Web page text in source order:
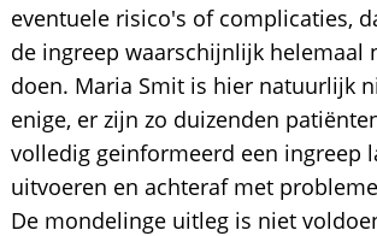
eventuele risico's of complicaties,
de ingreep waarschijnlijk helemaal
doen. Maria Smit is hier natuurlijk
enige, er zijn zo duizenden
volledig geinformeerd een ingreep
uitvoeren en achteraf met
De mondelinge uitleg is niet